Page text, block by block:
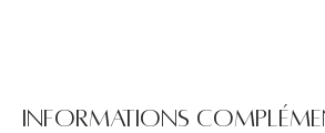
Informations